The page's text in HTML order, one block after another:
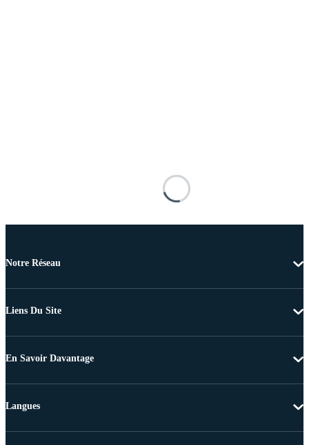
Notre Réseau
Liens Du Site
En Savoir Davantage
Langues